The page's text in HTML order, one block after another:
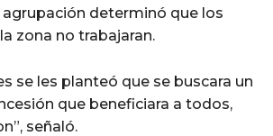
agrupación determinó que los
zona no trabajaran.
se les planteó que se buscara un
que beneficiara a todos,
señaló.